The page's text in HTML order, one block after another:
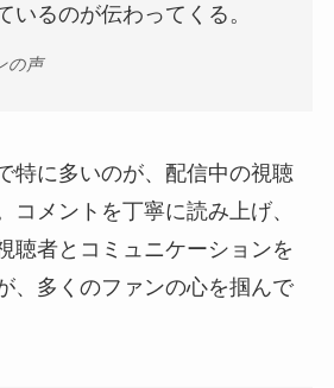
いるのが伝わってくる。
の声
特に多いのが、配信中の視聴
コメントを丁寧に読み上げ、
聴者とコミュニケーションを
、多くのファンの心を掴んで